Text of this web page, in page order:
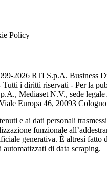
Policy
2026 RTI S.p.A. Business
Tutti i diritti riservati - Per la
Mediaset N.V., sede legale
Europa 46, 20093
e ai dati personali
funzionale
generativa. È altresì fatto
automatizzati di data scraping.